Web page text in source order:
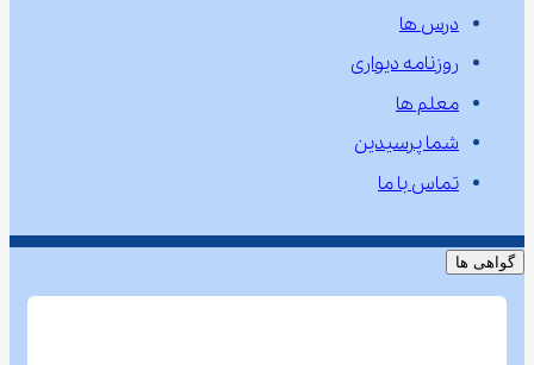
درس ها
روزنامه دیواری
معلم ها
شما پرسیدین
تماس با ما
گواهی ها